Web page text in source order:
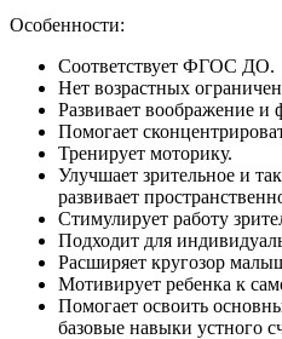
Особенности:
Соответствует ФГОС ДО.
Нет возрастных
Развивает воображение и
Помогает
Тренирует моторику.
Улучшает зрительное и
развивает
Стимулирует работу
Подходит для
Расширяет кругозор
Мотивирует ребенка к
Помогает освоить
базовые навыки устного